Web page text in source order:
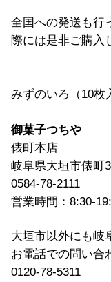
全国への発送も行
際には是非ご購入
みずのいろ（10枚
御菓子つちや
俵町本店
岐阜県大垣市俵町
0584-78-2111
営業時間：8:30-
大垣市以外にも岐
お電話での問い合
0120-78-5311